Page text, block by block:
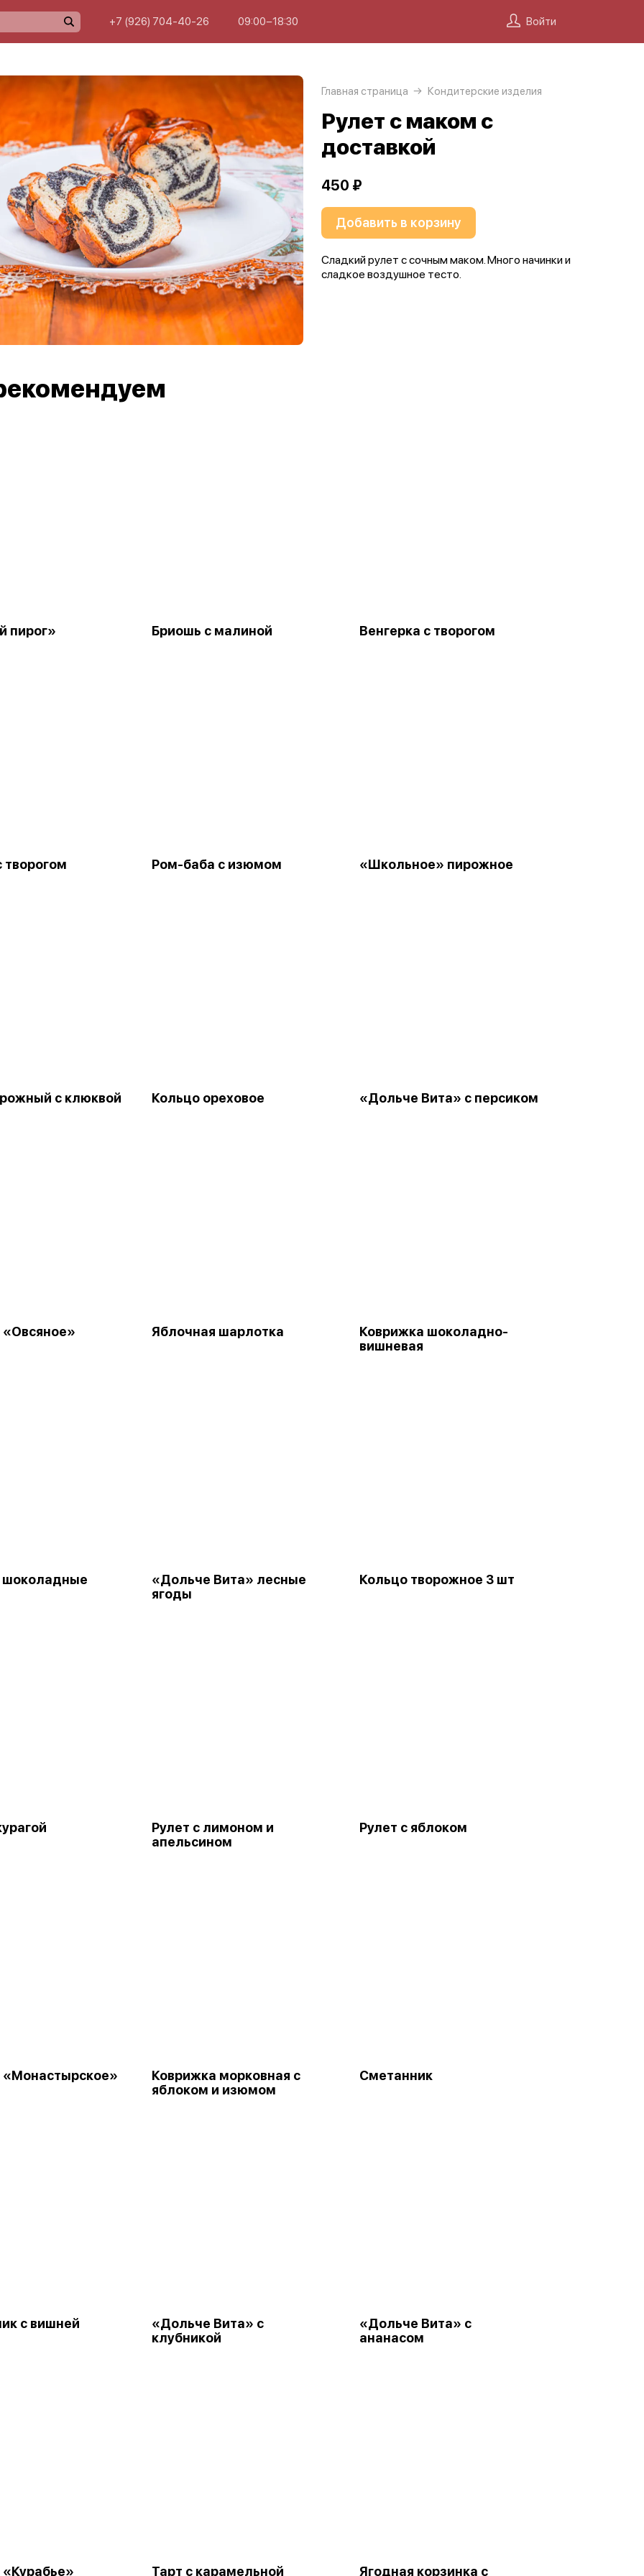
+7 (926) 704-40-26 09:00−18:30 Войти
Главная страница Кондитерские изделия
Рулет с маком с
доставкой
450 ₽
Добавить в корзину
Сладкий рулет с сочным маком. Много начинки и
сладкое воздушное тесто.
пирог» Бриошь с малиной Венгерка с творогом
творогом Ром-баба с изюмом «Школьное» пирожное
с клюквой Кольцо ореховое «Дольче Вита» с персиком
«Овсяное» Яблочная шарлотка
Коврижка шоколадно-
вишневая
шоколадные
«Дольче Вита» лесные
ягоды
Кольцо творожное 3 шт
Рулет с лимоном и
апельсином
Рулет с яблоком
«Монастырское»
Коврижка морковная с
яблоком и изюмом
Сметанник
с вишней
«Дольче Вита» с
клубникой
«Дольче Вита» с
ананасом
Тарт с карамельной Ягодная корзинка с